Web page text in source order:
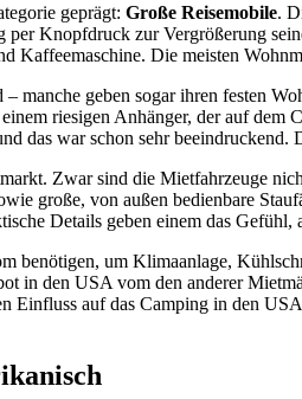
geprägt: Große Reisemobile.
per Knopfdruck zur Vergrößerung
Kaffeemaschine. Die meisten
manche geben sogar ihren festen
riesigen Anhänger, der auf
das war schon sehr
Zwar sind die Mietfahrzeuge
große, von außen bedienbare
Details geben einem das Gefühl,
benötigen, um Klimaanlage,
in den USA vom den anderer
Einfluss auf das Camping in den